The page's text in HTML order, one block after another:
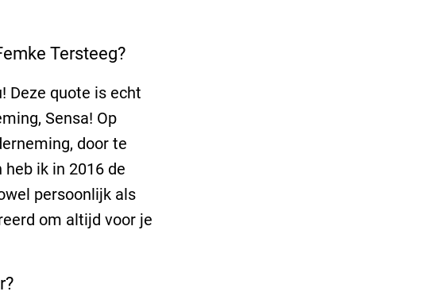
Tersteeg?
Deze quote is echt
Sensa! Op
door te
ik in 2016 de
persoonlijk als
om altijd voor je